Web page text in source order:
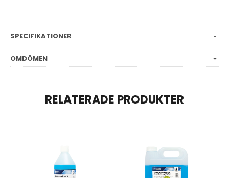
SPECIFIKATIONER
OMDÖMEN
RELATERADE PRODUKTER